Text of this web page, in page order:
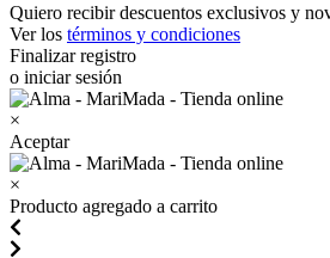
Quiero recibir descuentos exclusivos y
Ver los términos y condiciones
Finalizar registro
o iniciar sesión
×
Aceptar
×
Producto agregado a carrito